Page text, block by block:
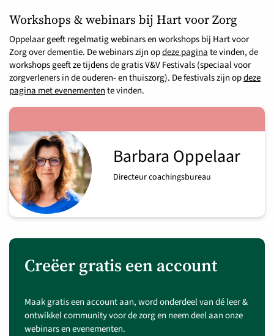
Workshops & webinars bij Hart voor Zorg
Oppelaar geeft regelmatig webinars en workshops bij Hart voor
Zorg over dementie. De webinars zijn opdeze paginate vinden, de
workshops geeft ze tijdens de gratis V&V Festivals (speciaal voor
zorgverleners in de ouderen- en thuiszorg). De festivals zijn opdeze
pagina met evenementente vinden.
Barbara Oppelaar
Directeur coachingsbureau
Creëer gratis een account
Maak gratis een account aan, word onderdeel van dé leer &
ontwikkel community voor de zorg en neem deel aan onze
webinars en evenementen.